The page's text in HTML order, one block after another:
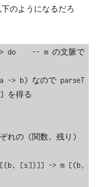
のようになるだろ
do    -- m の文脈で
を得る